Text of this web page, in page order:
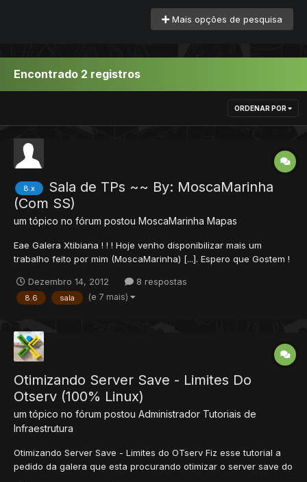
Mais opções de pesquisa
Encontrado 2 registros
ORDENAR POR
8.x
Sala de TPs ~~ By: MoscaMarinha
(Com SS)
um tópico no fórum postou MoscaMarinha Mapas
Eae Galera Xtibiana ! ! ! Hoje venho disponibilizar mais um
trabalho feito por mim (MoscaMarinha) [...]. Espero que Gostem !
2º Andar: 3º Andar: Download:
http://www.4shared.c...ala_de_Tps...
Dezembro 14, 2012 8 respostas
8.6 sala (e 7 mais)
Otimizando Server Save - Limites Do
Otserv (100% Linux)
um tópico no fórum postou Administrador Tutoriais de
Infraestrutura
Otimizando Server Save - Limites do OTserv Fiz esse tutorial a
pedido da galera que esta procurando otimizar o server save do